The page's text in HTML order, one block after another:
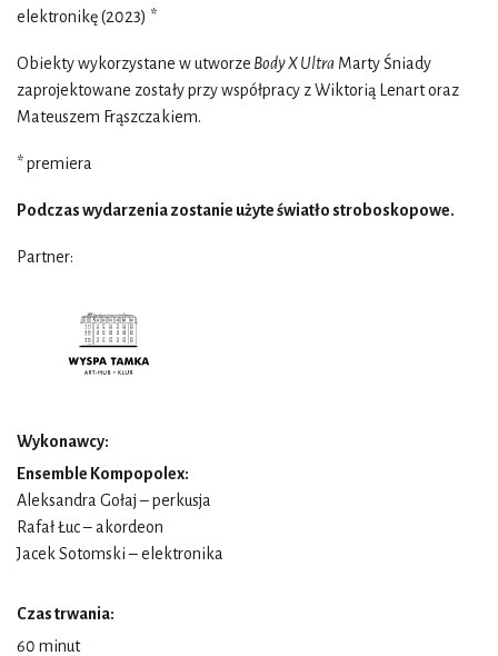
elektronikę (2023) *
Obiekty wykorzystane w utworze Body X Ultra Marty Śniady
zaprojektowane zostały przy współpracy z Wiktorią Lenart oraz
Mateuszem Frąszczakiem.
* premiera
Podczas wydarzenia zostanie użyte światło stroboskopowe.
Partner:
Wykonawcy:
Ensemble Kompopolex:
Aleksandra Gołaj – perkusja
Rafał Łuc – akordeon
Jacek Sotomski – elektronika
Czas trwania:
60 minut